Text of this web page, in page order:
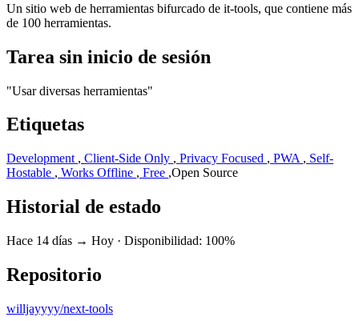
Un sitio web de herramientas bifurcado de it-tools, que contiene más
de 100 herramientas.
Tarea sin inicio de sesión
"Usar diversas herramientas"
Etiquetas
Development , Client-Side Only , Privacy Focused , PWA , Self-
Hostable , Works Offline , Free ,Open Source
Historial de estado
Hace 14 días → Hoy · Disponibilidad: 100%
Repositorio
willjayyyy/next-tools